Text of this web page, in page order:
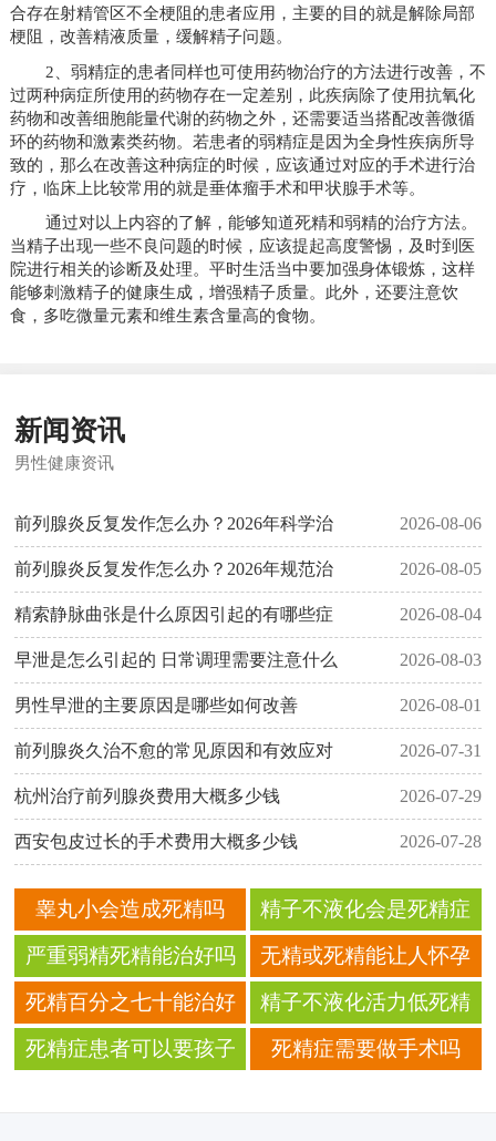
合存在射精管区不全梗阻的患者应用，主要的目的就是解除局部
梗阻，改善精液质量，缓解精子问题。
2、弱精症的患者同样也可使用药物治疗的方法进行改善，不
过两种病症所使用的药物存在一定差别，此疾病除了使用抗氧化
药物和改善细胞能量代谢的药物之外，还需要适当搭配改善微循
环的药物和激素类药物。若患者的弱精症是因为全身性疾病所导
致的，那么在改善这种病症的时候，应该通过对应的手术进行治
疗，临床上比较常用的就是垂体瘤手术和甲状腺手术等。
通过对以上内容的了解，能够知道死精和弱精的治疗方法。
当精子出现一些不良问题的时候，应该提起高度警惕，及时到医
院进行相关的诊断及处理。平时生活当中要加强身体锻炼，这样
能够刺激精子的健康生成，增强精子质量。此外，还要注意饮
食，多吃微量元素和维生素含量高的食物。
新闻资讯
男性健康资讯
前列腺炎反复发作怎么办？2026年科学治 2026-08-06
前列腺炎反复发作怎么办？2026年规范治 2026-08-05
精索静脉曲张是什么原因引起的有哪些症 2026-08-04
早泄是怎么引起的 日常调理需要注意什么 2026-08-03
男性早泄的主要原因是哪些如何改善 2026-08-01
前列腺炎久治不愈的常见原因和有效应对 2026-07-31
杭州治疗前列腺炎费用大概多少钱 2026-07-29
西安包皮过长的手术费用大概多少钱 2026-07-28
睾丸小会造成死精吗
精子不液化会是死精症
吗
严重弱精死精能治好吗
无精或死精能让人怀孕
吗
死精百分之七十能治好
吗
精子不液化活力低死精
吃什么药
死精症患者可以要孩子
死精症需要做手术吗